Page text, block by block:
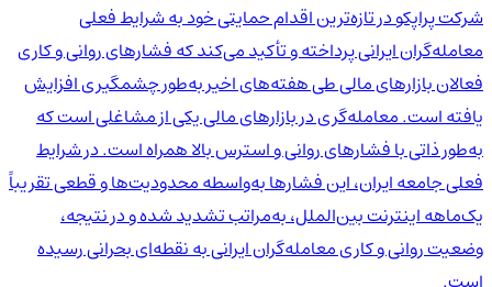
شرکت پراپکو در تازه‌ترین اقدام حمایتی خود به شرایط فعلی
معامله‌گران ایرانی پرداخته و تأکید می‌کند که فشارهای روانی و کاری
فعالان بازارهای مالی طی هفته‌های اخیر به‌طور چشمگیری افزایش
یافته است. معامله‌گری در بازارهای مالی یکی از مشاغلی است که
به‌طور ذاتی با فشارهای روانی و استرس بالا همراه است. در شرایط
فعلی جامعه ایران، این فشارها به‌واسطه محدودیت‌ها و قطعی تقریباً
یک‌ماهه اینترنت بین‌الملل، به‌مراتب تشدید شده و در نتیجه،
وضعیت روانی و کاری معامله‌گران ایرانی به نقطه‌ای بحرانی رسیده